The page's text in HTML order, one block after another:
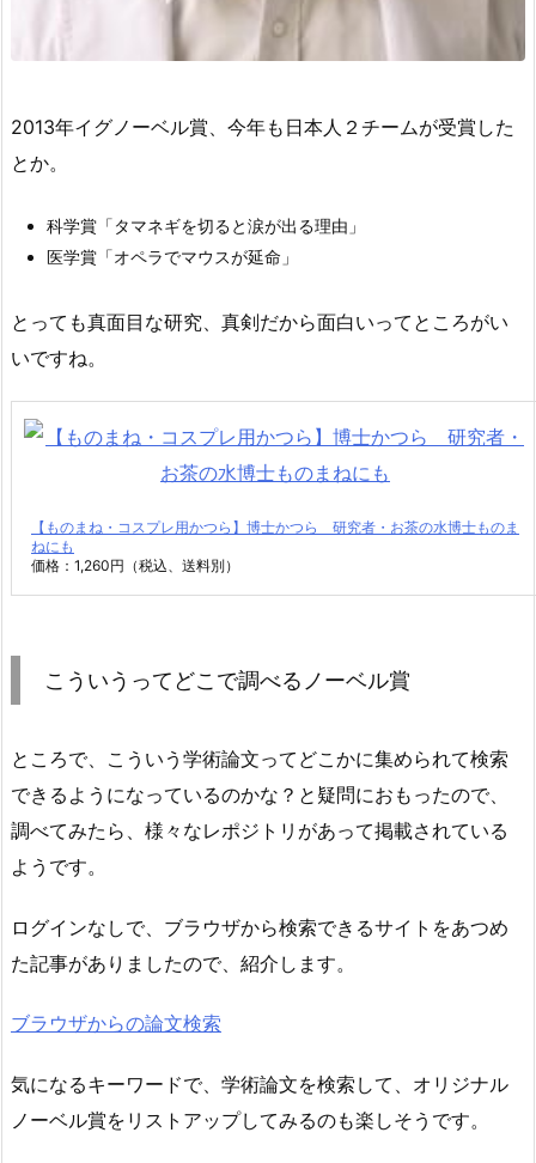
2013年イグノーベル賞、今年も日本人２チームが受賞した
とか。
科学賞「タマネギを切ると涙が出る理由」
医学賞「オペラでマウスが延命」
とっても真面目な研究、真剣だから面白いってところがい
いですね。
【ものまね・コスプレ用かつら】博士かつら 研究者・お茶の水博士ものま
ねにも
価格：1,260円（税込、送料別）
こういうってどこで調べるノーベル賞
ところで、こういう学術論文ってどこかに集められて検索
できるようになっているのかな？と疑問におもったので、
調べてみたら、様々なレポジトリがあって掲載されている
ようです。
ログインなしで、ブラウザから検索できるサイトをあつめ
た記事がありましたので、紹介します。
ブラウザからの論文検索
気になるキーワードで、学術論文を検索して、オリジナル
ノーベル賞をリストアップしてみるのも楽しそうです。